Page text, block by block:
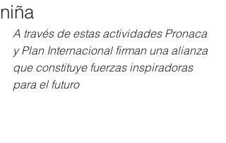
niña
A través de estas actividades Pronaca
y Plan Internacional firman una alianza
que constituye fuerzas inspiradoras
para el futuro